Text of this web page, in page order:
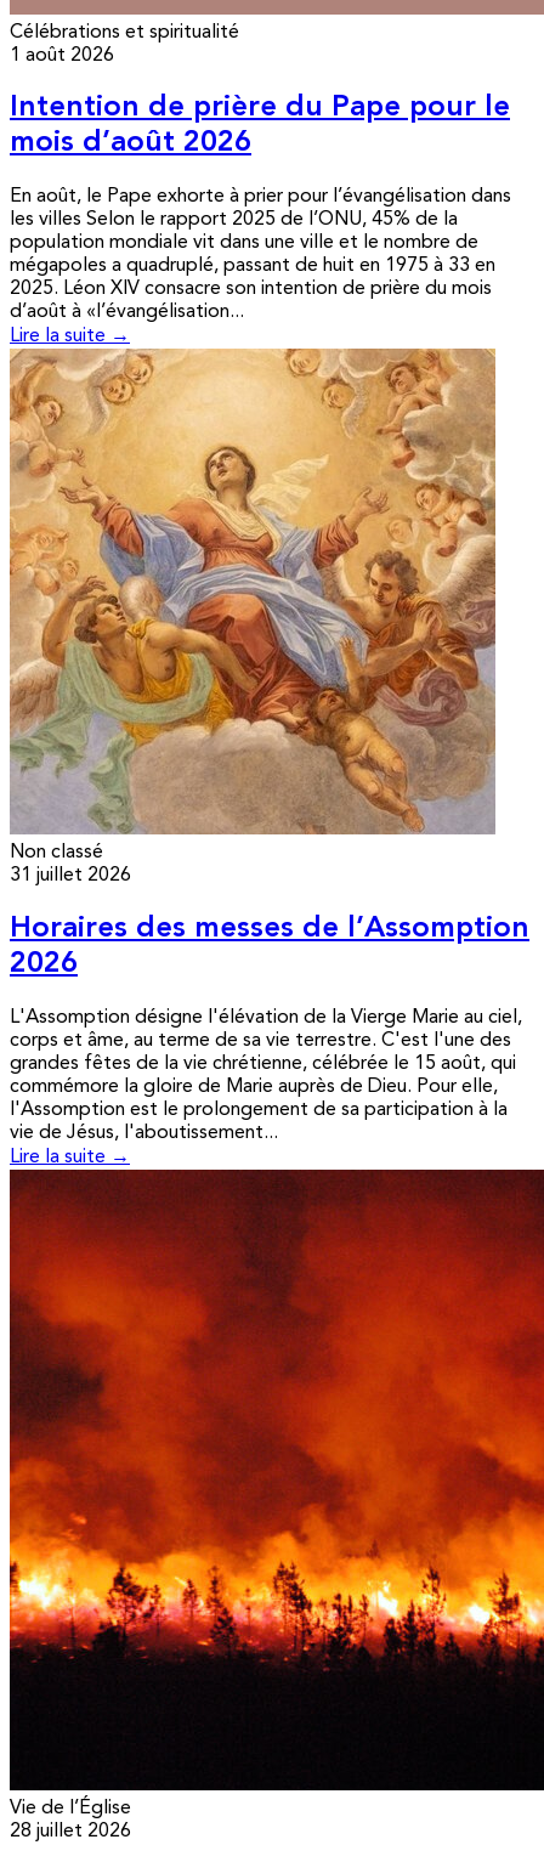
Célébrations et spiritualité
1 août 2026
Intention de prière du Pape pour le
mois d’août 2026
En août, le Pape exhorte à prier pour l’évangélisation dans
les villes Selon le rapport 2025 de l’ONU, 45% de la
population mondiale vit dans une ville et le nombre de
mégapoles a quadruplé, passant de huit en 1975 à 33 en
2025. Léon XIV consacre son intention de prière du mois
d’août à «l’évangélisation...
Lire la suite →
Non classé
31 juillet 2026
Horaires des messes de l’Assomption
2026
L'Assomption désigne l'élévation de la Vierge Marie au ciel,
corps et âme, au terme de sa vie terrestre. C'est l'une des
grandes fêtes de la vie chrétienne, célébrée le 15 août, qui
commémore la gloire de Marie auprès de Dieu. Pour elle,
l'Assomption est le prolongement de sa participation à la
vie de Jésus, l'aboutissement...
Lire la suite →
Vie de l’Église
28 juillet 2026